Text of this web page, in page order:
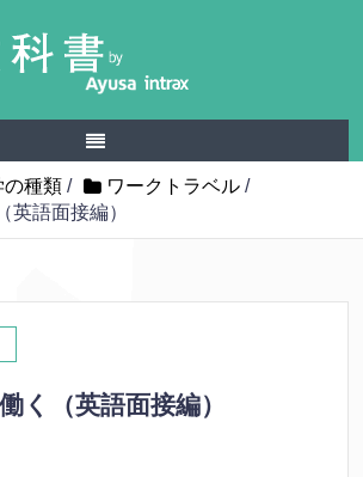
の種類 / ワークトラベル /
語面接編）
く（英語面接編）